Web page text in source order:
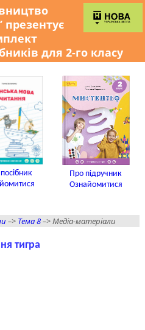
презентує
для 2-го класу
Про підручник
Ознайомитися
–> Тема 8–> Медіа-матеріали
тигра